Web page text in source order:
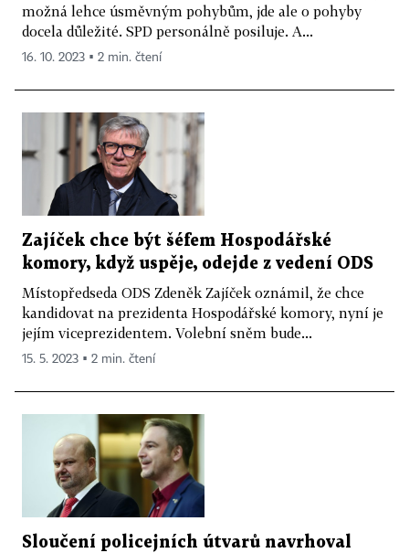
možná lehce úsměvným pohybům, jde ale o pohyby
docela důležité. SPD personálně posiluje. A...
16. 10. 2023 ▪ 2 min. čtení
Zajíček chce být šéfem Hospodářské
komory, když uspěje, odejde z vedení ODS
Místopředseda ODS Zdeněk Zajíček oznámil, že chce
kandidovat na prezidenta Hospodářské komory, nyní je
jejím viceprezidentem. Volební sněm bude...
15. 5. 2023 ▪ 2 min. čtení
Sloučení policejních útvarů navrhoval